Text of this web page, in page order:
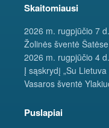
Skaitomiausi
2026 m. rugpjūčio 7
Žolinės šventė Šatėse
2026 m. rugpjūčio 4
Į sąskrydį „Su
Vasaros šventė
Puslapiai